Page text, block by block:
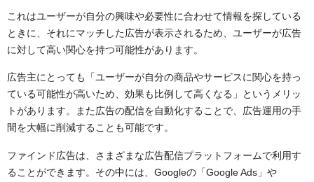
まとめ：ファインド広告はcookie規制下で活躍！
これはユーザーが自分の興味や必要性に合わせて情報を探している
ときに、それにマッチした広告が表示されるため、ユーザーが広告
に対して高い関心を持つ可能性があります。
広告主にとっても「ユーザーが自分の商品やサービスに関心を持っ
ている可能性が高いため、効果も比例して高くなる」というメリッ
トがあります。また広告の配信を自動化することで、広告運用の手
間を大幅に削減することも可能です。
ファインド広告は、さまざまな広告配信プラットフォームで利用す
ることができます。その中には、Googleの「Google Ads」や